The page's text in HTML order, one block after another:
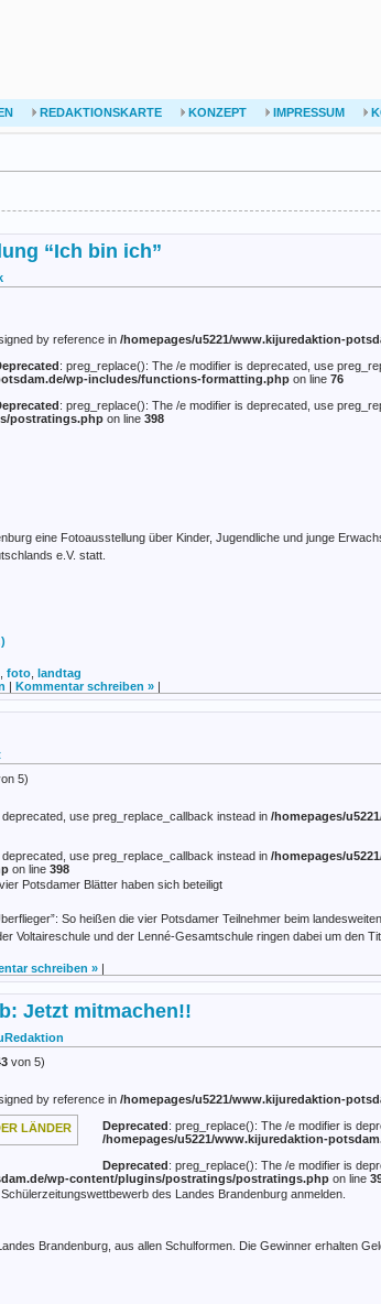
REDAKTIONSKARTE KONZEPT IMPRESSUM
“Ich bin ich”
by reference in /homepages/u5221/www.kijuredaktion-
: preg_replace(): The /e modifier is deprecated, use
wp-includes/functions-formatting.php on line 76
: preg_replace(): The /e modifier is deprecated, use
postratings.php on line 398
eine Fotoausstellung über Kinder, Jugendliche und junge
e.V. statt.
foto landtag
| Kommentar schreiben » |
5)
use preg_replace_callback instead in /homepages/
use preg_replace_callback instead in /homepages/
on line 398
Potsdamer Blätter haben sich beteiligt
So heißen die vier Potsdamer Teilnehmer beim
Voltaireschule und der Lenné-Gesamtschule ringen dabei um den
schreiben » |
Jetzt mitmachen!!
von 5)
by reference in /homepages/u5221/www.kijuredaktion-
Deprecated: preg_replace(): The /e modifier is
/homepages/u5221/www.kijuredaktion-
Deprecated: preg_replace(): The /e modifier is
wp-content/plugins/postratings/postratings.php on line
des Landes Brandenburg anmelden.
Brandenburg, aus allen Schulformen. Die Gewinner erhalten